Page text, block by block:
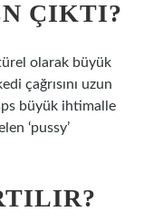
ÇIKTI?
olarak büyük
çağrısını uzun
büyük ihtimalle
‘pussy’